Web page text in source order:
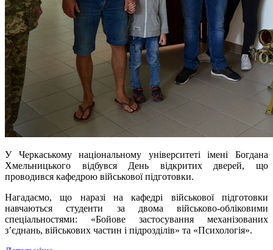
У Черкаському національному університеті імені Богдана
Хмельницького відбувся День відкритих дверей, що
проводився кафедрою військової підготовки.
Нагадаємо, що наразі на кафедрі військової підготовки
навчаються студенти за двома військово-обліковими
спеціальностями: «Бойове застосування механізованих
з’єднань, військових частин і підрозділів» та «Психологія».